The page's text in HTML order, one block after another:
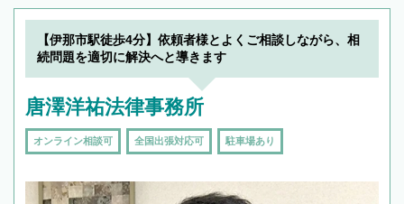
【伊那市駅徒歩4分】依頼者様とよくご相談しながら、相
続問題を適切に解決へと導きます
唐澤洋祐法律事務所
オンライン相談可 全国出張対応可 駐車場あり